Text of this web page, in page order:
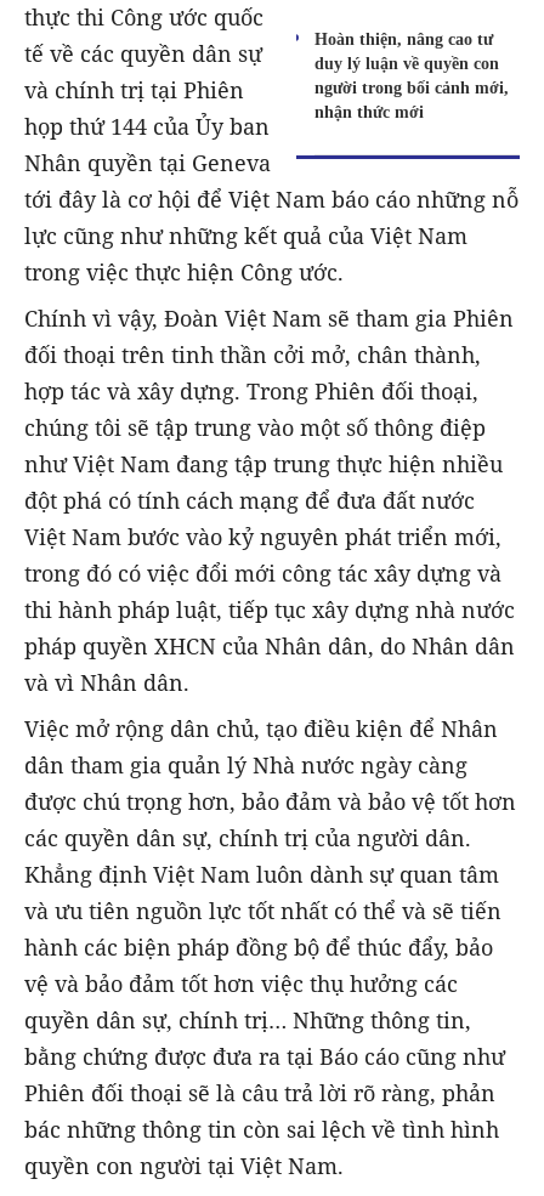
Hoàn thiện, nâng cao tư
duy lý luận về quyền con
người trong bối cảnh mới,
nhận thức mới
thực thi Công ước quốc
tế về các quyền dân sự
và chính trị tại Phiên
họp thứ 144 của Ủy ban
Nhân quyền tại Geneva
tới đây là cơ hội để Việt Nam báo cáo những nỗ
lực cũng như những kết quả của Việt Nam
trong việc thực hiện Công ước.
Chính vì vậy, Đoàn Việt Nam sẽ tham gia Phiên
đối thoại trên tinh thần cởi mở, chân thành,
hợp tác và xây dựng. Trong Phiên đối thoại,
chúng tôi sẽ tập trung vào một số thông điệp
như Việt Nam đang tập trung thực hiện nhiều
đột phá có tính cách mạng để đưa đất nước
Việt Nam bước vào kỷ nguyên phát triển mới,
trong đó có việc đổi mới công tác xây dựng và
thi hành pháp luật, tiếp tục xây dựng nhà nước
pháp quyền XHCN của Nhân dân, do Nhân dân
và vì Nhân dân.
Việc mở rộng dân chủ, tạo điều kiện để Nhân
dân tham gia quản lý Nhà nước ngày càng
được chú trọng hơn, bảo đảm và bảo vệ tốt hơn
các quyền dân sự, chính trị của người dân.
Khẳng định Việt Nam luôn dành sự quan tâm
và ưu tiên nguồn lực tốt nhất có thể và sẽ tiến
hành các biện pháp đồng bộ để thúc đẩy, bảo
vệ và bảo đảm tốt hơn việc thụ hưởng các
quyền dân sự, chính trị… Những thông tin,
bằng chứng được đưa ra tại Báo cáo cũng như
Phiên đối thoại sẽ là câu trả lời rõ ràng, phản
bác những thông tin còn sai lệch về tình hình
quyền con người tại Việt Nam.